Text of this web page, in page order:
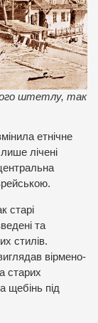
штетлу, так
етнічне
лічені
старі
та
стилів.
вірмено-
старих
щебінь під